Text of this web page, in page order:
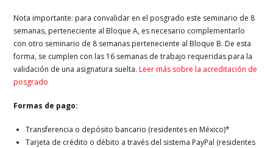
Nota importante: para convalidar en el posgrado este seminario de 8
semanas, perteneciente al Bloque A, es necesario complementarlo
con otro seminario de 8 semanas perteneciente al Bloque B. De esta
forma, se cumplen con las 16 semanas de trabajo requeridas para la
validación de una asignatura suelta.Leer más sobre la acreditación de
posgrado
Formas de pago:
Transferencia o depósito bancario (residentes en México)*
Tarjeta de crédito o débito a través del sistema PayPal (residentes